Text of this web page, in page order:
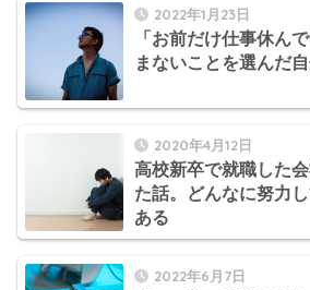
2022年1月23日
「お前だけ仕事休ん
まないことを選んだ
2020年4月12日
高校新卒で就職した
た話。どんなに努力
ある
2022年6月7日